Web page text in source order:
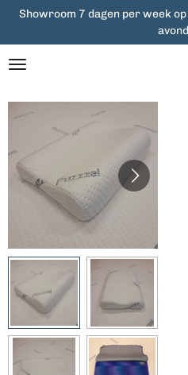
Ga
naar
de
Showroom 7 dagen per week